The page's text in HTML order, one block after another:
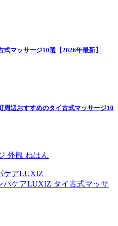
マッサージ10選【2026年最新】
周辺おすすめのタイ古式マッサージ10
ねはん
ケアLUXIZ